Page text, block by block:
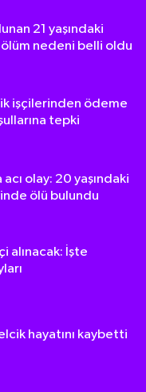
21 yaşındaki
ölüm nedeni belli oldu
işçilerinden ödeme
tepki
olay: 20 yaşındaki
ölü bulundu
alınacak: İşte
hayatını kaybetti